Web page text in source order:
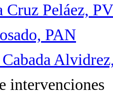
Cruz Peláez,
PAN
intervenciones